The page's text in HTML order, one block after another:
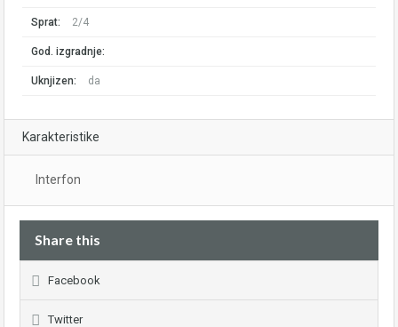
Sprat: 2/4
God. izgradnje:
Uknjizen: da
Karakteristike
Interfon
Share this
Facebook
Twitter